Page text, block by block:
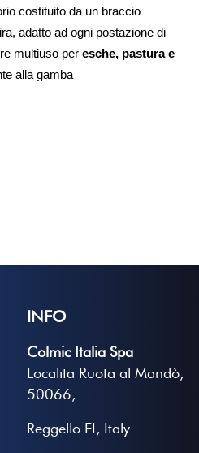
costituito da un braccio
adatto ad ogni postazione di
multiuso per esche, pastura e
alla gamba
INFO
Colmic Italia Spa
Localita Ruota al Mandò,
50066,
Reggello FI, Italy